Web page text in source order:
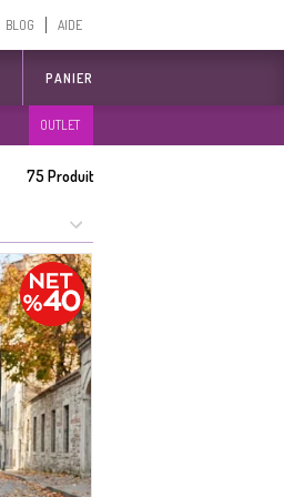
BLOG AIDE
PANIER
OUTLET
75Produit